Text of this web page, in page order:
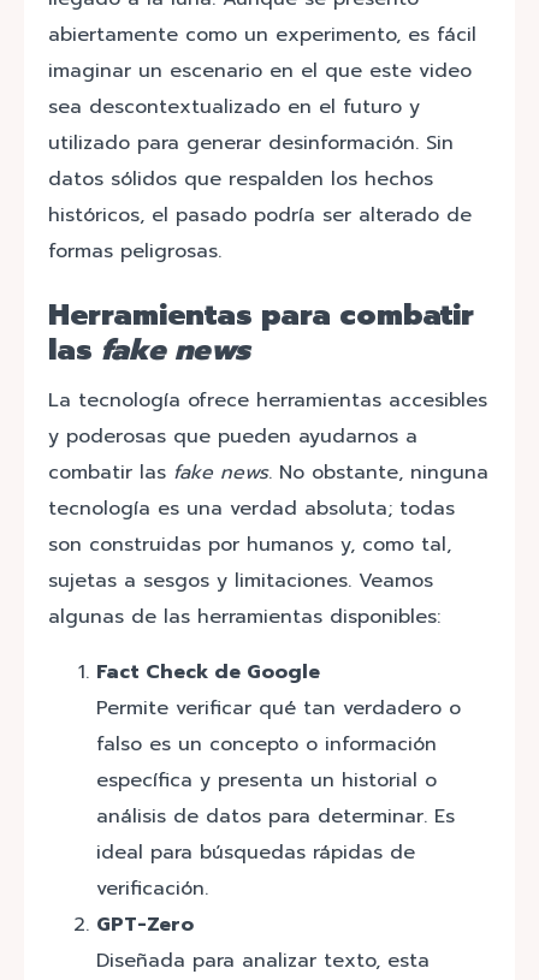
abiertamente como un experimento, es fácil
imaginar un escenario en el que este video
sea descontextualizado en el futuro y
utilizado para generar desinformación. Sin
datos sólidos que respalden los hechos
históricos, el pasado podría ser alterado de
formas peligrosas.
Herramientas para combatir
las fake news
La tecnología ofrece herramientas accesibles
y poderosas que pueden ayudarnos a
combatir las fake news. No obstante, ninguna
tecnología es una verdad absoluta; todas
son construidas por humanos y, como tal,
sujetas a sesgos y limitaciones. Veamos
algunas de las herramientas disponibles:
Fact Check de Google
Permite verificar qué tan verdadero o
falso es un concepto o información
específica y presenta un historial o
análisis de datos para determinar. Es
ideal para búsquedas rápidas de
verificación.
GPT-Zero
Diseñada para analizar texto, esta